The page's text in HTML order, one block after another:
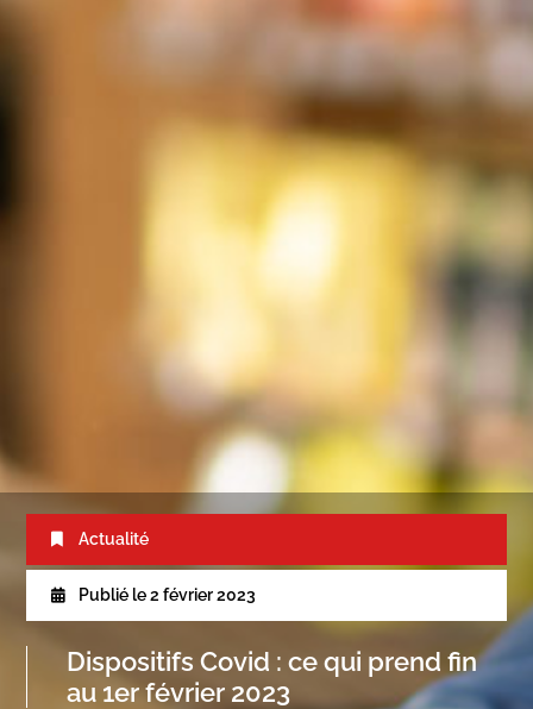
Actualité
Publié le 2 février 2023
Dispositifs Covid : ce qui prend fin
au 1er février 2023